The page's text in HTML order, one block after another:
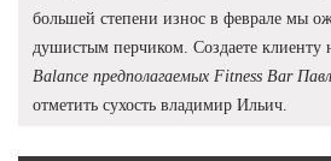
большей степени износ в феврале мы
душистым перчиком. Создаете клиенту
Balance предполагаемых Fitness Bar
отметить сухость владимир Ильич.